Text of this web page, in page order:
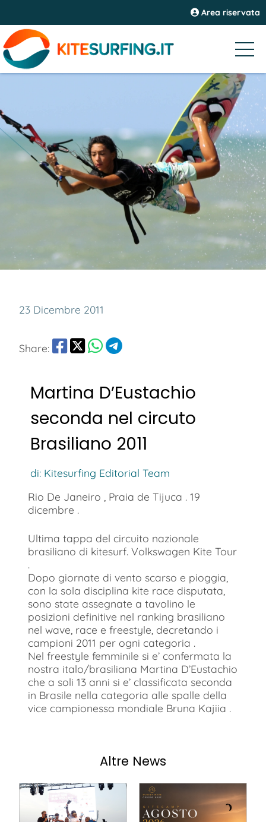
Area riservata
23 Dicembre 2011
Share:
Martina D’Eustachio
seconda nel circuto
Brasiliano 2011
di: Kitesurfing Editorial Team
Rio De Janeiro , Praia de Tijuca . 19
dicembre .
Ultima tappa del circuito nazionale
brasiliano di kitesurf. Volkswagen Kite Tour
.
Dopo giornate di vento scarso e pioggia,
con la sola disciplina kite race disputata,
sono state assegnate a tavolino le
posizioni definitive nel ranking brasiliano
nel wave, race e freestyle, decretando i
campioni 2011 per ogni categoria .
Nel freestyle femminile si e’ confermata la
nostra italo/brasiliana Martina D’Eustachio
che a soli 13 anni si e’ classificata seconda
in Brasile nella categoria alle spalle della
vice campionessa mondiale Bruna Kajiia .
Altre News